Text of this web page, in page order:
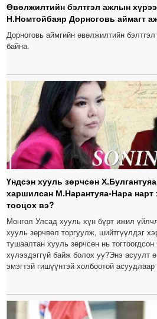
Өвөлжилтийн бэлтгэл ажлын
Н.Номтойбаяр Дорноговь аймагт
Дорноговь аймгийн өвөлжилтийн
байна.
Үндсэн хууль зөрчсөн
харшилсан М.Нарантуяа-Нара нарт
тооцох вэ?
Монгол Улсад хууль хүн бүрт ижил
хууль зөрчвөл торгуулж, шийтгүүлдэг
тушаалтан хууль зөрчсөн нь
хүлээдэггүй байж болох уу?Энэ асуулт
эмэгтэй гишүүнтэй холбоотой